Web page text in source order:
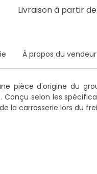
Livraison à partir de:
À propos du vendeur
pièce d'origine du
selon les
la carrosserie lors du